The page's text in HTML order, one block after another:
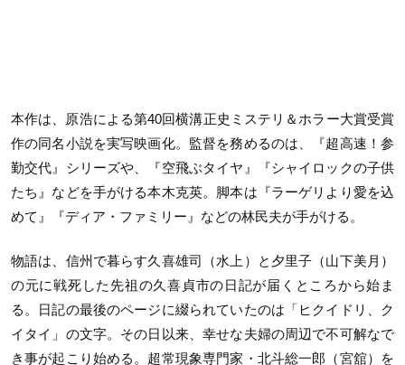
本作は、原浩による第40回横溝正史ミステリ＆ホラー大賞受賞
作の同名小説を実写映画化。監督を務めるのは、『超高速！参
勤交代』シリーズや、『空飛ぶタイヤ』『シャイロックの子供
たち』などを手がける本木克英。脚本は『ラーゲリより愛を込
めて』『ディア・ファミリー』などの林民夫が手がける。
物語は、信州で暮らす久喜雄司（水上）と夕里子（山下美月）
の元に戦死した先祖の久喜貞市の日記が届くところから始ま
る。日記の最後のページに綴られていたのは「ヒクイドリ、ク
イタイ」の文字。その日以来、幸せな夫婦の周辺で不可解なで
き事が起こり始める。超常現象専門家・北斗総一郎（宮舘）を